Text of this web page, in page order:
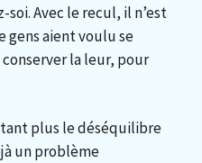
soi. Avec le recul, il n’est
gens aient voulu se
la leur, pour
plus le déséquilibre
un problème